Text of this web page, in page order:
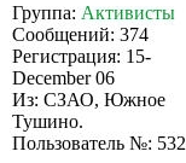
Группа: Активисты
Сообщений: 374
Регистрация: 15-
December 06
Из: СЗАО, Южное
Тушино.
Пользователь №: 532